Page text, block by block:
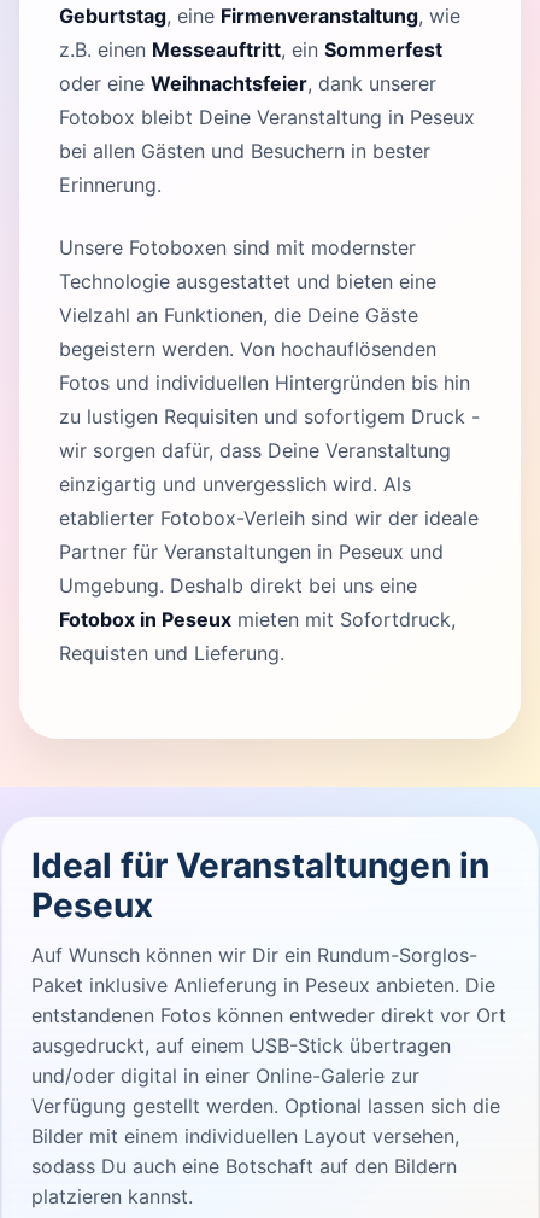
Geburtstag, eine Firmenveranstaltung, wie
z.B. einen Messeauftritt, ein Sommerfest
oder eine Weihnachtsfeier, dank unserer
Fotobox bleibt Deine Veranstaltung in Peseux
bei allen Gästen und Besuchern in bester
Erinnerung.
Unsere Fotoboxen sind mit modernster
Technologie ausgestattet und bieten eine
Vielzahl an Funktionen, die Deine Gäste
begeistern werden. Von hochauflösenden
Fotos und individuellen Hintergründen bis hin
zu lustigen Requisiten und sofortigem Druck -
wir sorgen dafür, dass Deine Veranstaltung
einzigartig und unvergesslich wird. Als
etablierter Fotobox-Verleih sind wir der ideale
Partner für Veranstaltungen in Peseux und
Umgebung. Deshalb direkt bei uns eine
Fotobox in Peseux mieten mit Sofortdruck,
Requisten und Lieferung.
Ideal für Veranstaltungen in
Peseux
Auf Wunsch können wir Dir ein Rundum-Sorglos-
Paket inklusive Anlieferung in Peseux anbieten. Die
entstandenen Fotos können entweder direkt vor Ort
ausgedruckt, auf einem USB-Stick übertragen
und/oder digital in einer Online-Galerie zur
Verfügung gestellt werden. Optional lassen sich die
Bilder mit einem individuellen Layout versehen,
sodass Du auch eine Botschaft auf den Bildern
platzieren kannst.